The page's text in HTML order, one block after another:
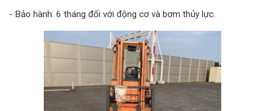
- Bảo hành: 6 tháng đối với động cơ và bơm thủy lực.